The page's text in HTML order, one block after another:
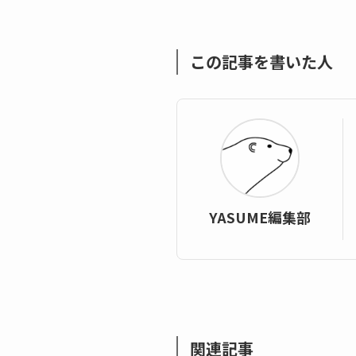
この記事を書いた人
YASUME編集部
関連記事